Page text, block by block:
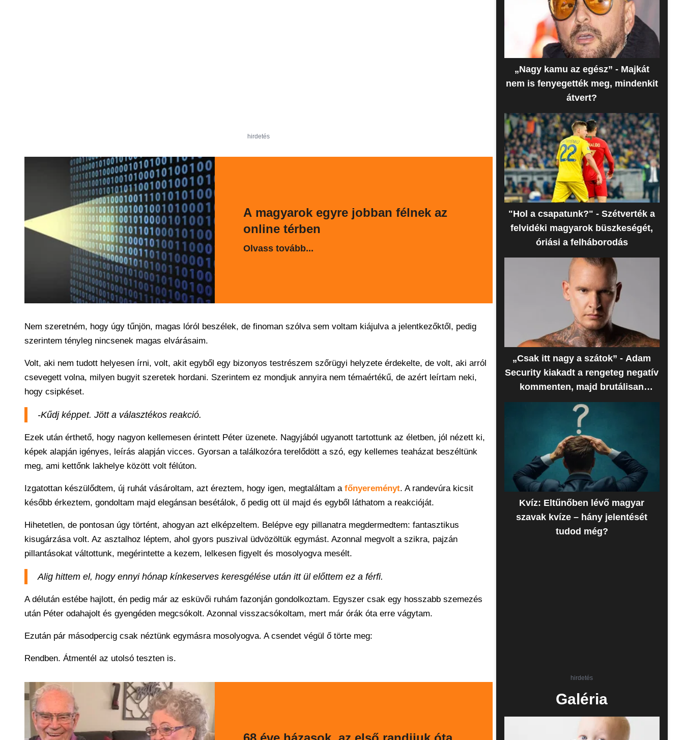
hirdetés
A magyarok egyre jobban félnek az
online térben
Olvass tovább...
Nem szeretném, hogy úgy tűnjön, magas lóról beszélek, de finoman szólva sem voltam kiájulva a jelentkezőktől, pedig
szerintem tényleg nincsenek magas elvárásaim.
Volt, aki nem tudott helyesen írni, volt, akit egyből egy bizonyos testrészem szőrügyi helyzete érdekelte, de volt, aki arról
csevegett volna, milyen bugyit szeretek hordani. Szerintem ez mondjuk annyira nem témaértékű, de azért leírtam neki,
hogy csipkéset.
-Kűdj képpet. Jött a választékos reakció.
Ezek után érthető, hogy nagyon kellemesen érintett Péter üzenete. Nagyjából ugyanott tartottunk az életben, jól nézett ki,
képek alapján igényes, leírás alapján vicces. Gyorsan a találkozóra terelődött a szó, egy kellemes teaházat beszéltünk
meg, ami kettőnk lakhelye között volt félúton.
Izgatottan készülődtem, új ruhát vásároltam, azt éreztem, hogy igen, megtaláltam a főnyereményt. A randevúra kicsit
később érkeztem, gondoltam majd elegánsan besétálok, ő pedig ott ül majd és egyből láthatom a reakcióját.
Hihetetlen, de pontosan úgy történt, ahogyan azt elképzeltem. Belépve egy pillanatra megdermedtem: fantasztikus
kisugárzása volt. Az asztalhoz léptem, ahol gyors puszival üdvözöltük egymást. Azonnal megvolt a szikra, pajzán
pillantásokat váltottunk, megérintette a kezem, lelkesen figyelt és mosolyogva mesélt.
Alig hittem el, hogy ennyi hónap kínkeserves keresgélése után itt ül előttem ez a férfi.
A délután estébe hajlott, én pedig már az esküvői ruhám fazonján gondolkoztam. Egyszer csak egy hosszabb szemezés
után Péter odahajolt és gyengéden megcsókolt. Azonnal visszacsókoltam, mert már órák óta erre vágytam.
Ezután pár másodpercig csak néztünk egymásra mosolyogva. A csendet végül ő törte meg:
Rendben. Átmentél az utolsó teszten is.
„Nagy kamu az egész” - Majkát
nem is fenyegették meg, mindenkit
átvert?
"Hol a csapatunk?" - Szétverték a
felvidéki magyarok büszkeségét,
óriási a felháborodás
„Csak itt nagy a szátok” - Adam
Security kiakadt a rengeteg negatív
kommenten, majd brutálisan
beszóltak neki
Kvíz: Eltűnőben lévő magyar
szavak kvíze – hány jelentését
tudod még?
hirdetés
Galéria